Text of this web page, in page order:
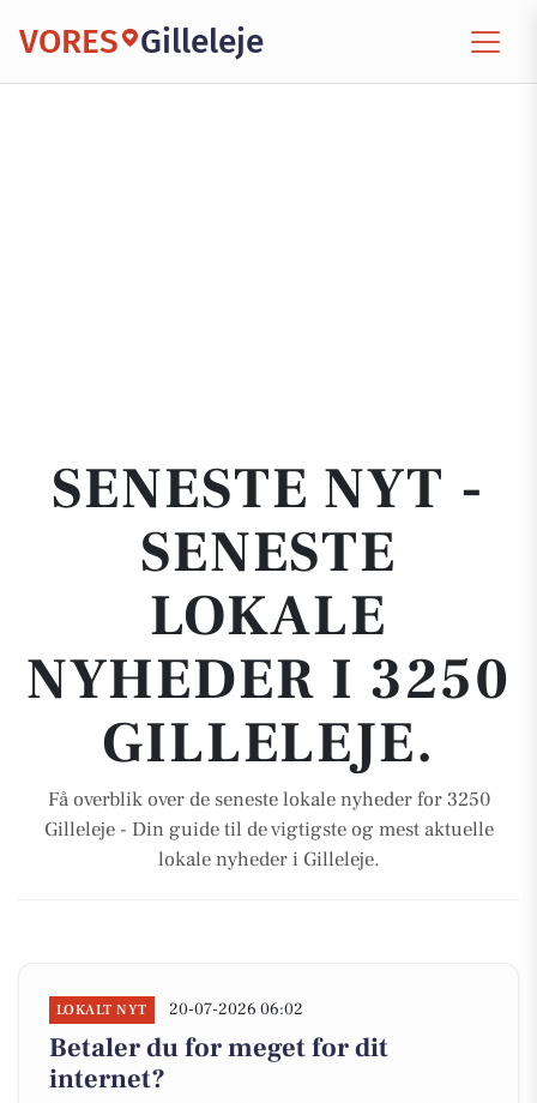
VORES Gilleleje
SENESTE NYT -
SENESTE
LOKALE
NYHEDER I 3250
GILLELEJE.
Få overblik over de seneste lokale nyheder for 3250
Gilleleje - Din guide til de vigtigste og mest aktuelle
lokale nyheder i Gilleleje.
LOKALT NYT 20-07-2026 06:02
Betaler du for meget for dit
internet?